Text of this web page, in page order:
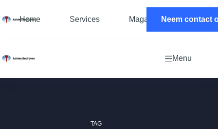
de
Home Services MagazineNeem contact
Menu
TAG